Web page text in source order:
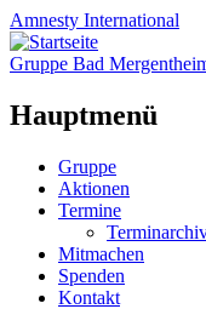
Amnesty International
Gruppe Bad
Hauptmenü
Zum
Inhalt
springen
Gruppe
Aktionen
Termine
Mitmachen
Spenden
Kontakt